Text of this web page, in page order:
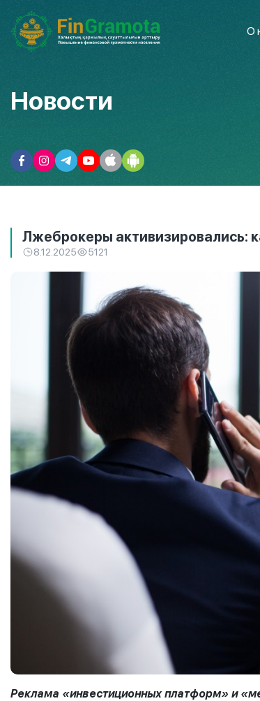
О
Новости
Лжеброкеры активизировались:
8.12.2025 5121
Реклама «инвестиционных платформ» и